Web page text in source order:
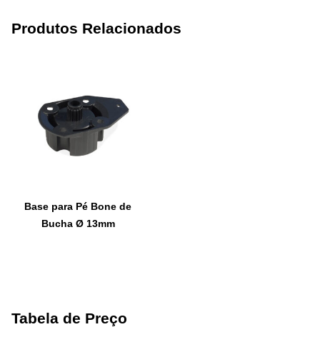
Produtos Relacionados
Base para Pé Bone de
Bucha Ø 13mm
Tabela de Preço